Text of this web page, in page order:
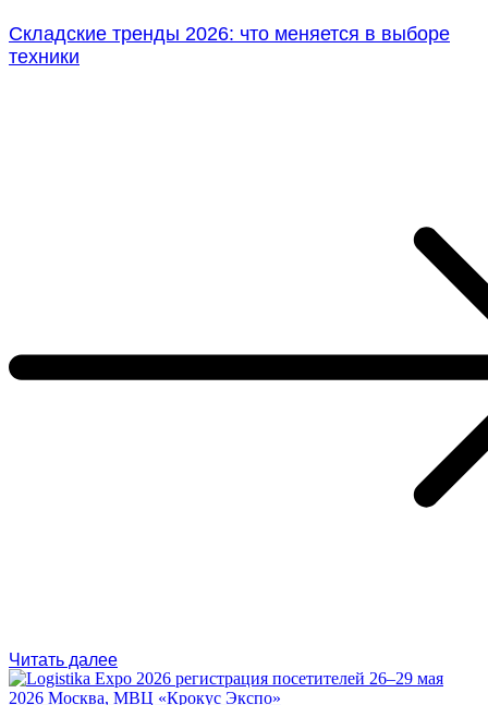
Складские тренды 2026: что меняется в выборе
техники
Читать далее